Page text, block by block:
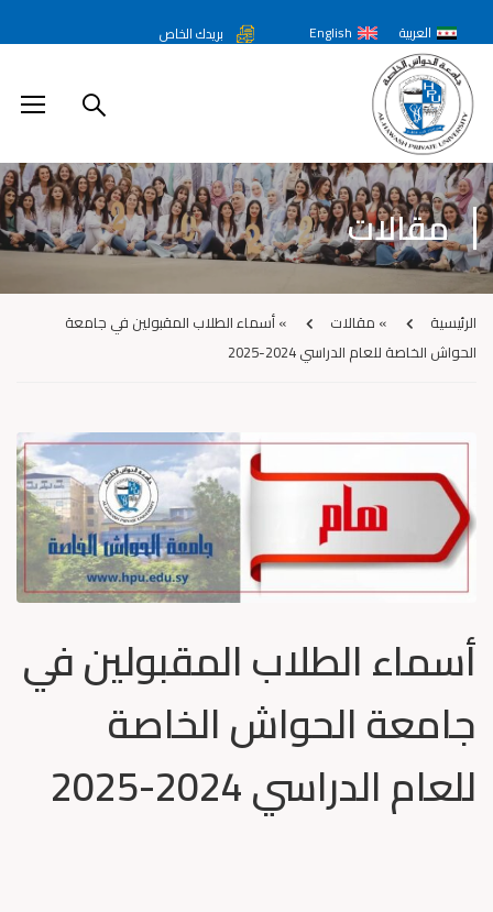
العربية English بريدك الخاص
مقالات
الرئيسية » مقالات »أسماء الطلاب المقبولين في جامعة
الحواش الخاصة للعام الدراسي 2024-2025
أسماء الطلاب المقبولين في
جامعة الحواش الخاصة
للعام الدراسي 2024-2025